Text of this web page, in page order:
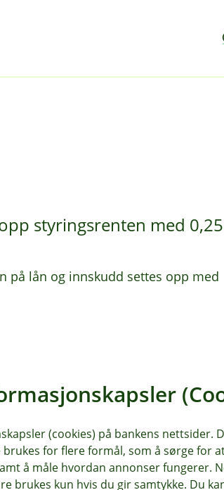
styringsrenten med
på lån og innskudd settes opp med
nye lån, og fra 22. juli 2026 for
direkte, enten i nettbanken
så finner du vår
få et nøyaktig og uforpliktende tilbud,
(cookies) på bankens nettsider.
for flere formål, som å sørge for
å måle hvordan annonser fungerer.
brukes kun hvis du gir samtykke. Du